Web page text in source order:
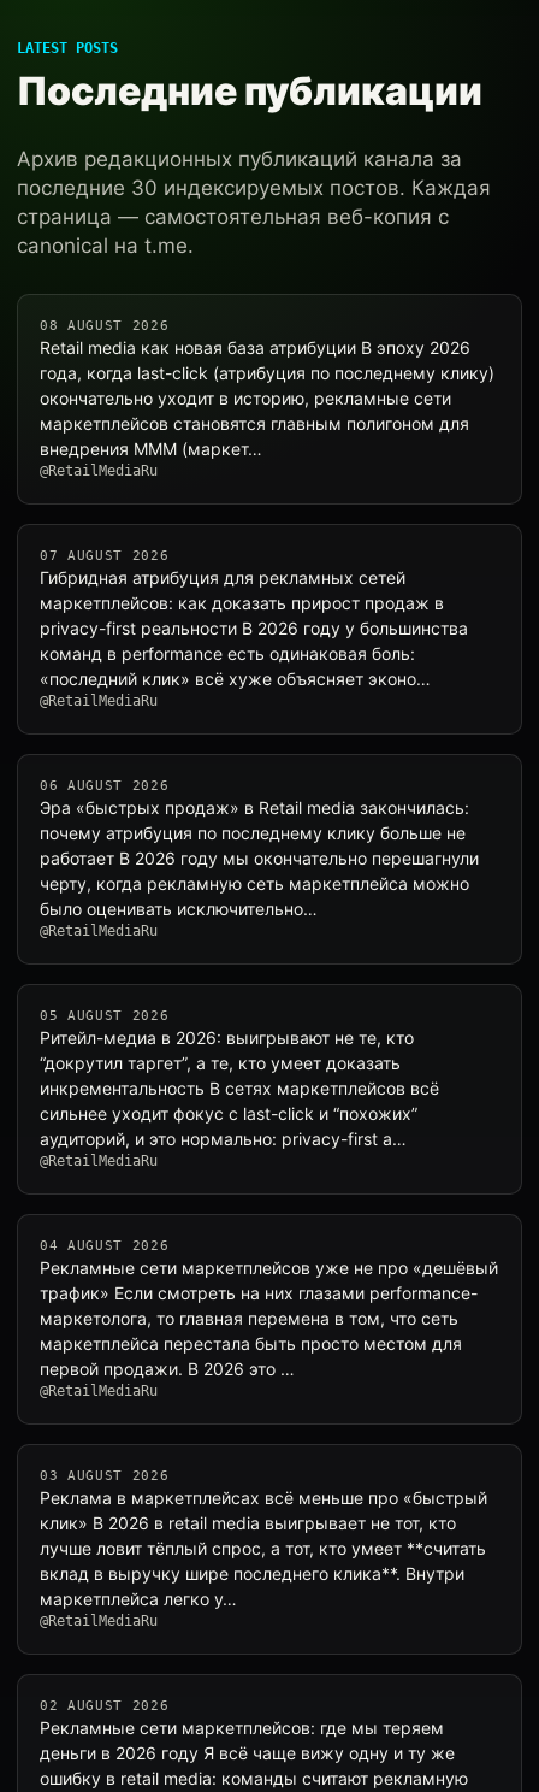
LATEST POSTS
Последние публикации
Архив редакционных публикаций канала за
последние 30 индексируемых постов. Каждая
страница — самостоятельная веб-копия с
canonical на t.me.
08 AUGUST 2026
Retail media как новая база атрибуции В эпоху 2026
года, когда last-click (атрибуция по последнему клику)
окончательно уходит в историю, рекламные сети
маркетплейсов становятся главным полигоном для
внедрения MMM (маркет…
@RetailMediaRu
07 AUGUST 2026
Гибридная атрибуция для рекламных сетей
маркетплейсов: как доказать прирост продаж в
privacy-first реальности В 2026 году у большинства
команд в performance есть одинаковая боль:
«последний клик» всё хуже объясняет эконо…
@RetailMediaRu
06 AUGUST 2026
Эра «быстрых продаж» в Retail media закончилась:
почему атрибуция по последнему клику больше не
работает В 2026 году мы окончательно перешагнули
черту, когда рекламную сеть маркетплейса можно
было оценивать исключительно…
@RetailMediaRu
05 AUGUST 2026
Ритейл-медиа в 2026: выигрывают не те, кто
“докрутил таргет”, а те, кто умеет доказать
инкрементальность В сетях маркетплейсов всё
сильнее уходит фокус с last-click и “похожих”
аудиторий, и это нормально: privacy-first а…
@RetailMediaRu
04 AUGUST 2026
Рекламные сети маркетплейсов уже не про «дешёвый
трафик» Если смотреть на них глазами performance-
маркетолога, то главная перемена в том, что сеть
маркетплейса перестала быть просто местом для
первой продажи. В 2026 это …
@RetailMediaRu
03 AUGUST 2026
Реклама в маркетплейсах всё меньше про «быстрый
клик» В 2026 в retail media выигрывает не тот, кто
лучше ловит тёплый спрос, а тот, кто умеет **считать
вклад в выручку шире последнего клика**. Внутри
маркетплейса легко у…
@RetailMediaRu
02 AUGUST 2026
Рекламные сети маркетплейсов: где мы теряем
деньги в 2026 году Я всё чаще вижу одну и ту же
ошибку в retail media: команды считают рекламную